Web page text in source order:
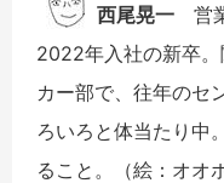
西尾晃一 営
2022年入社の新卒
カー部で、往年のセ
ろいろと体当たり中
ること。（絵：オオ